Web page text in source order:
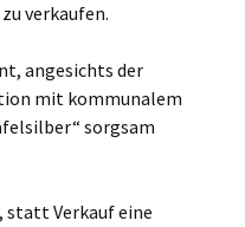
verkaufen.
angesichts der
mit kommunalem
sorgsam
statt Verkauf eine